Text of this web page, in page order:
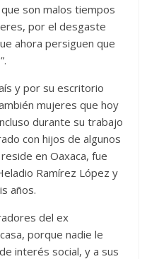
son malos tiempos
por el desgaste
ahora persiguen que
y por su escritorio
mujeres que hoy
durante su trabajo
con hijos de algunos
en Oaxaca, fue
Ramírez López y
años.
del ex
porque nadie le
interés social, y a sus